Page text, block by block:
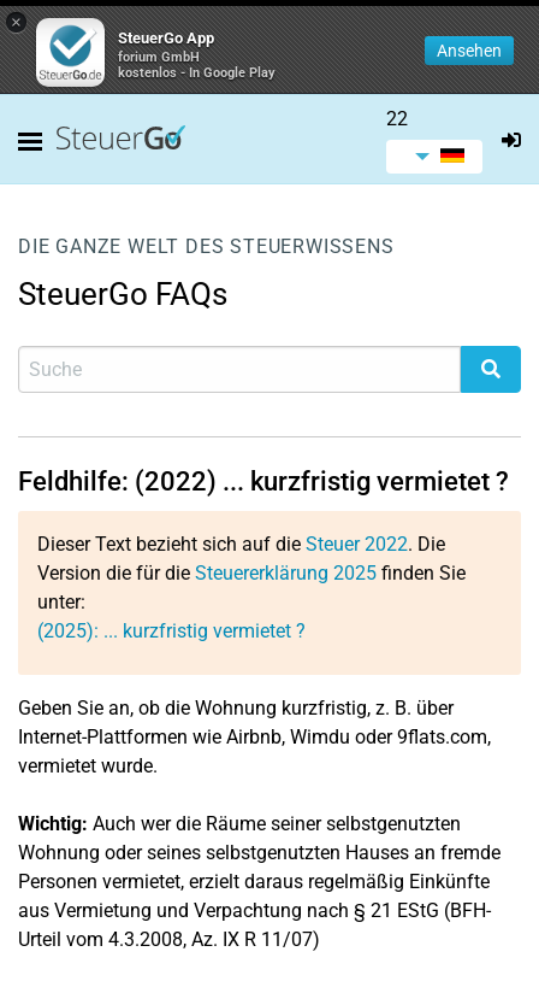
×
SteuerGo App
forium GmbH
kostenlos - In Google Play
Ansehen
22
DIE GANZE WELT DES STEUERWISSENS
SteuerGo FAQs
Feldhilfe: (2022) ... kurzfristig vermietet ?
Dieser Text bezieht sich auf die Steuer 2022. Die
Version die für die Steuererklärung 2025 finden Sie
unter:
(2025): ... kurzfristig vermietet ?
Geben Sie an, ob die Wohnung kurzfristig, z. B. über
Internet-Plattformen wie Airbnb, Wimdu oder 9flats.com,
vermietet wurde.
Wichtig: Auch wer die Räume seiner selbstgenutzten
Wohnung oder seines selbstgenutzten Hauses an fremde
Personen vermietet, erzielt daraus regelmäßig Einkünfte
aus Vermietung und Verpachtung nach § 21 EStG (BFH-
Urteil vom 4.3.2008, Az. IX R 11/07)